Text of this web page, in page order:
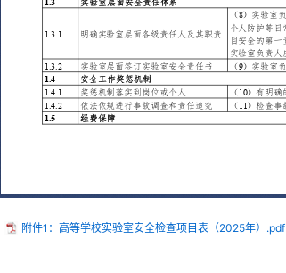
附件1：高等学校实验室安全检查项目表（2025年）.pdf